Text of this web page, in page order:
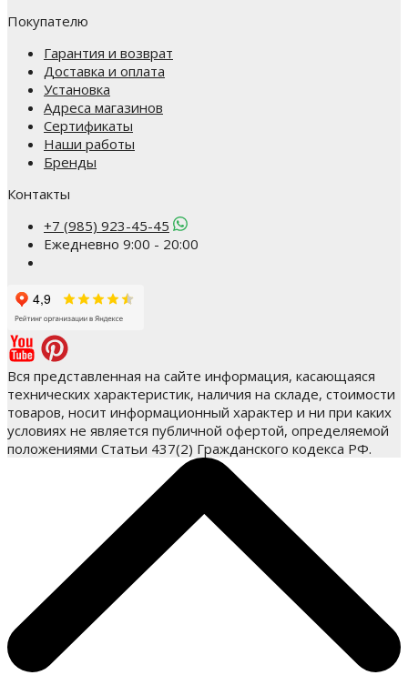
Покупателю
Гарантия и возврат
Доставка и оплата
Установка
Адреса магазинов
Сертификаты
Наши работы
Бренды
Контакты
+7 (985) 923-45-45
Ежедневно 9:00 - 20:00
Вся представленная на сайте информация, касающаяся
технических характеристик, наличия на складе, стоимости
товаров, носит информационный характер и ни при каких
условиях не является публичной офертой, определяемой
положениями Статьи 437(2) Гражданского кодекса РФ.